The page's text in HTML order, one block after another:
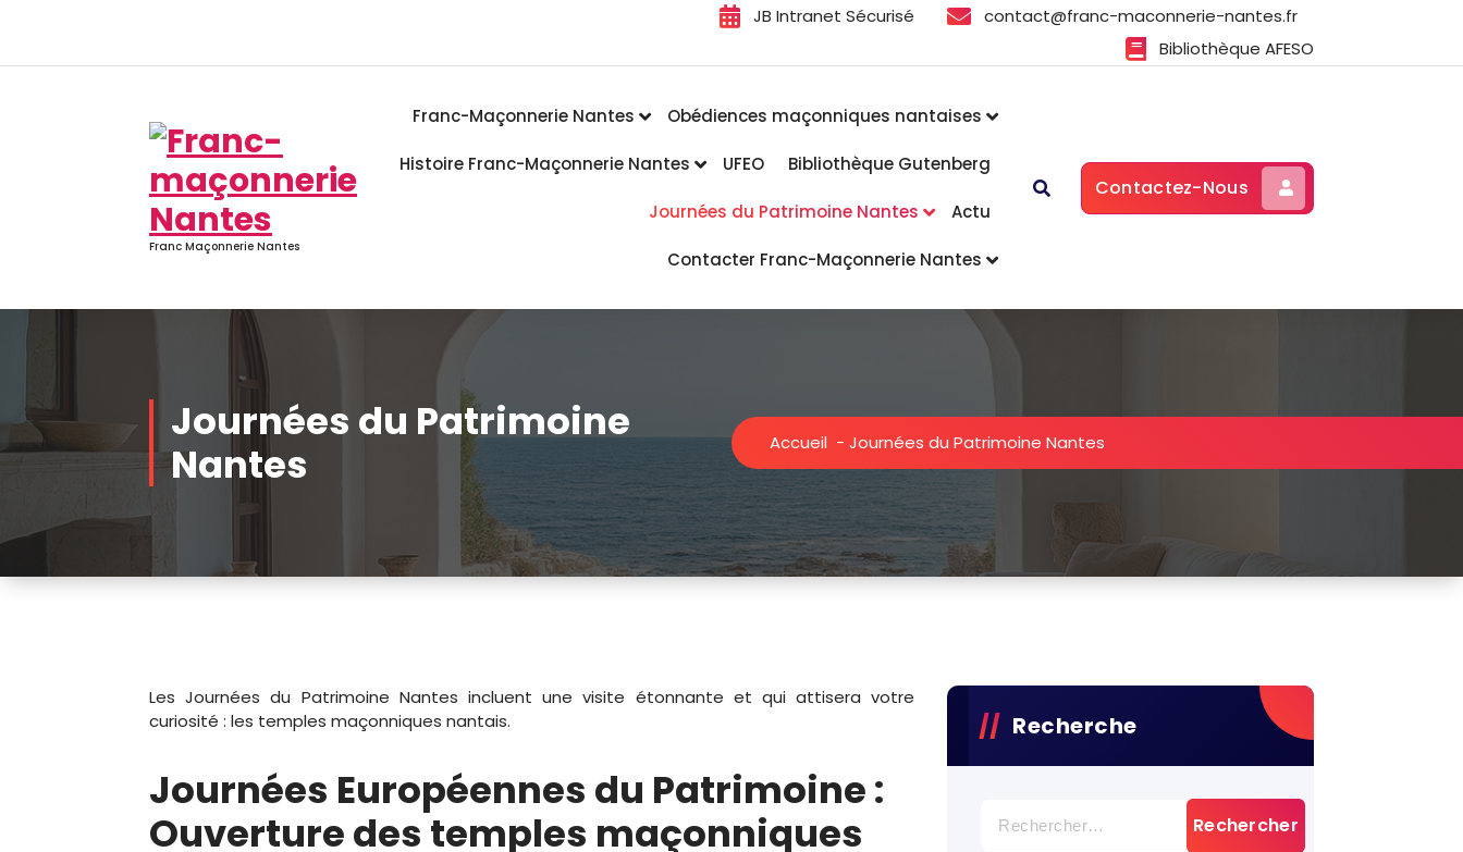
JB Intranet Sécurisé
contact@franc-maconnerie-nantes.fr
Bibliothèque AFESO
Franc Maçonnerie Nantes
Franc-Maçonnerie Nantes Obédiences maçonniques nantaises
Histoire Franc-Maçonnerie Nantes UFEO Bibliothèque Gutenberg
Journées du Patrimoine Nantes Actu
Contacter Franc-Maçonnerie Nantes
Contactez-Nous
Journées du Patrimoine
Nantes
Accueil - Journées du Patrimoine Nantes
Les Journées du Patrimoine Nantes incluent une visite étonnante et qui attisera votre
curiosité : les temples maçonniques nantais.
Journées Européennes du Patrimoine :
Ouverture des temples maçonniques
Recherche